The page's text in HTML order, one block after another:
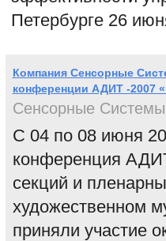
Петербурге 26
Компания Сенсорные
конференции АДИТ -2007
Сенсорные Системы
С 04 по 08 июня
конференция
секций и
художественном
приняли участие